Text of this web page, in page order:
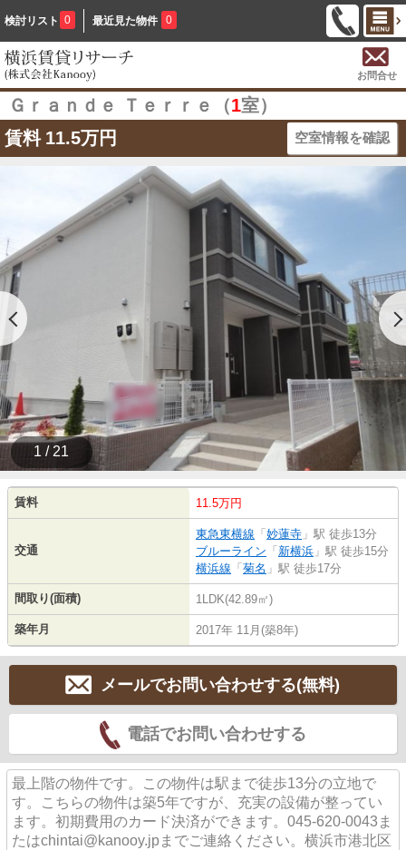
検討リスト 0 最近見た物件 0
お問合せ
Ｇｒａｎｄｅ Ｔｅｒｒｅ（1室）
賃料 11.5万円 空室情報を確認
1 / 21
賃料 11.5万円
交通
東急東横線 「 妙蓮寺 」駅 徒歩13分
ブルーライン 「 新横浜 」駅 徒歩15分
横浜線 「 菊名 」駅 徒歩17分
間取り(面積) 1LDK(42.89㎡)
築年月 2017年 11月(築8年)
メールでお問い合わせする(無料)
電話でお問い合わせする
最上階の物件です。この物件は駅まで徒歩13分の立地で
す。こちらの物件は築5年ですが、充実の設備が整ってい
ます。初期費用のカード決済ができます。045-620-0043ま
たはchintai@kanooy.jpまでご連絡ください。横浜市港北区